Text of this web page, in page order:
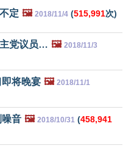
定 🖼️ 2018/11/4 (515,991次)
党议员… 🖼️ 2018/11/3
将晚宴 🖼️ 2018/11/1
音 🖼️ 2018/10/31 (458,941